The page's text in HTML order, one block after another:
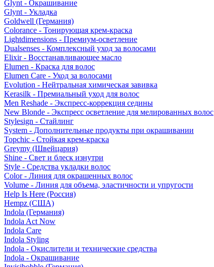
Glynt - Окрашивание
Glynt - Укладка
Goldwell (Германия)
Colorance - Тонирующая крем-краска
Lightdimensions - Премиум-осветление
Dualsenses - Комплексный уход за волосами
Elixir - Восстанавливающее масло
Elumen - Краска для волос
Elumen Care - Уход за волосами
Evolution - Нейтральная химическая завивка
Kerasilk - Премиальный уход для волос
Men Reshade - Экспресс-коррекция седины
New Blonde - Экспресс осветление для мелированных волос
Stylesign - Стайлинг
System - Дополнительные продукты при окрашивании
Topchic - Стойкая крем-краска
Greymy (Швейцария)
Shine - Свет и блеск изнутри
Style - Средства укладки волос
Color - Линия для окрашенных волос
Volume - Линия для объема, эластичности и упругости
Help Is Here (Россия)
Hempz (США)
Indola (Германия)
Indola Act Now
Indola Care
Indola Styling
Indola - Окислители и технические средства
Indola - Окрашивание